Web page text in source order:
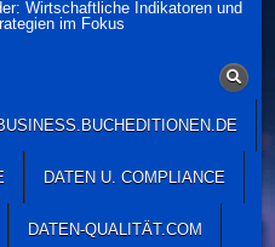
Wirtschaftliche Indikatoren und
im Fokus
DATEN U. COMPLIANCE
DATEN-QUALITÄT.COM